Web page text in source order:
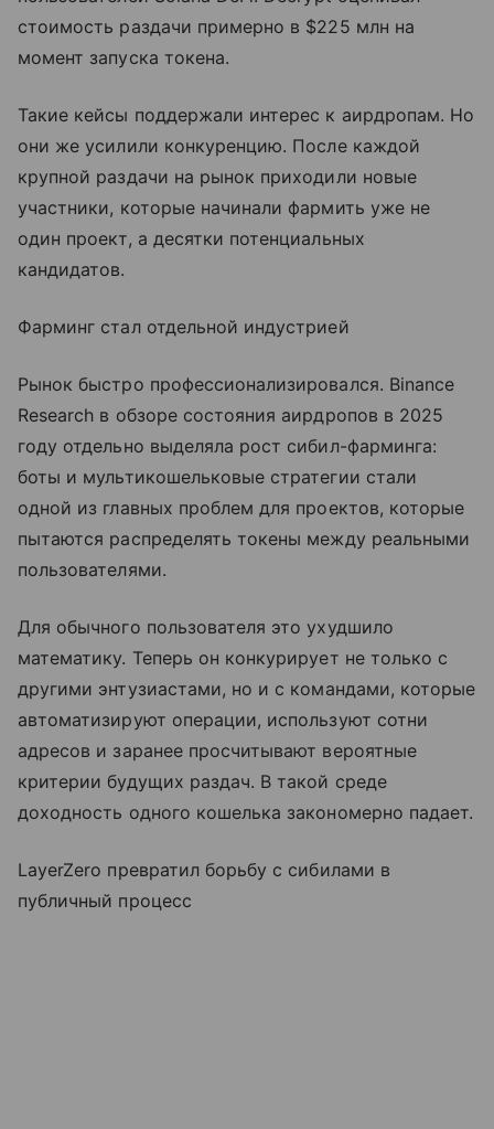
стоимость раздачи примерно в $225 млн на
момент запуска токена.
Такие кейсы поддержали интерес к аирдропам. Но
они же усилили конкуренцию. После каждой
крупной раздачи на рынок приходили новые
участники, которые начинали фармить уже не
один проект, а десятки потенциальных
кандидатов.
Фарминг стал отдельной индустрией
Рынок быстро профессионализировался. Binance
Research в обзоре состояния аирдропов в 2025
году отдельно выделяла рост сибил-фарминга:
боты и мультикошельковые стратегии стали
одной из главных проблем для проектов, которые
пытаются распределять токены между реальными
пользователями.
Для обычного пользователя это ухудшило
математику. Теперь он конкурирует не только с
другими энтузиастами, но и с командами, которые
автоматизируют операции, используют сотни
адресов и заранее просчитывают вероятные
критерии будущих раздач. В такой среде
доходность одного кошелька закономерно падает.
LayerZero превратил борьбу с сибилами в
публичный процесс